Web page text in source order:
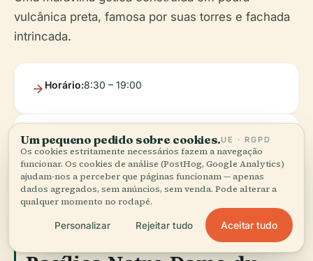
vulcânica preta, famosa por suas torres e fachada
intrincada.
Horário:8:30 – 19:00
Ingressos:Gratuito (visitas guiadas ~€5)
Acessibilidade:Rampas para cadeirantes na
entrada
Um pequeno pedido sobre cookies.UE · RGPD
Os cookies estritamente necessários fazem a navegação
funcionar. Os cookies de análise (PostHog, Google Analytics)
ajudam-nos a perceber que páginas funcionam — apenas
dados agregados, sem anúncios, sem venda. Pode alterar a
qualquer momento no rodapé.
Personalizar Rejeitar tudo Aceitar tudo